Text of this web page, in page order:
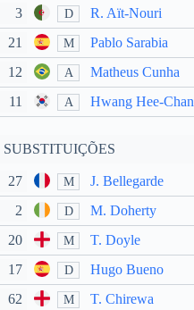
3 D R. Aït-Nouri
21 M Pablo Sarabia
12 A Matheus Cunha
11 A Hwang Hee-Chan
SUBSTITUIÇÕES
27 M J. Bellegarde
2 D M. Doherty
20 M T. Doyle
17 D Hugo Bueno
62 M
T. Chirewa